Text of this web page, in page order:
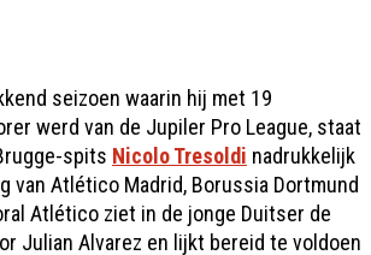
seizoen waarin hij met 19
werd van de Jupiler Pro League, staat
spits Nicolo Tresoldi nadrukkelijk
van Atlético Madrid, Borussia Dortmund
Atlético ziet in de jonge Duitser de
Julian Alvarez en lijkt bereid te voldoen